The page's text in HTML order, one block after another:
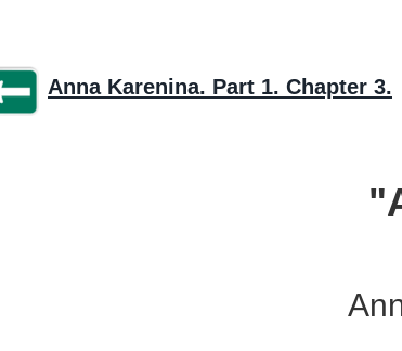
Anna Karenina. Part 1. Chapter 3.